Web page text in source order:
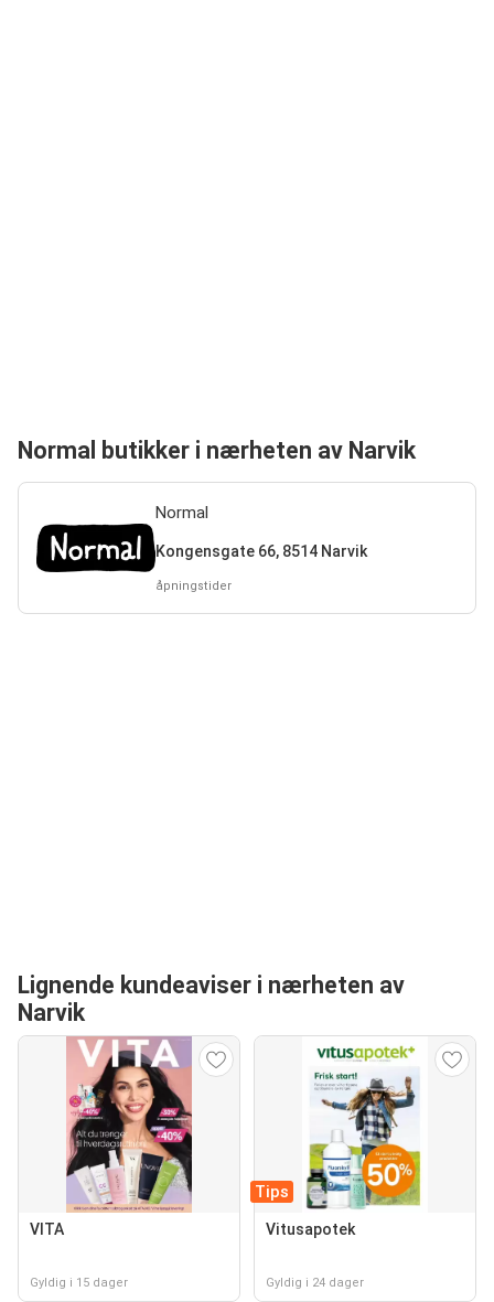
Normal butikker i nærheten av Narvik
Normal
Kongensgate 66, 8514 Narvik
åpningstider
Lignende kundeaviser i nærheten av
Narvik
VITA
Gyldig i 15 dager
Tips
Vitusapotek
Gyldig i 24 dager